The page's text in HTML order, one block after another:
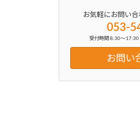
お気軽にお問い合
053-
受付時間 8:30～17:30
お問い